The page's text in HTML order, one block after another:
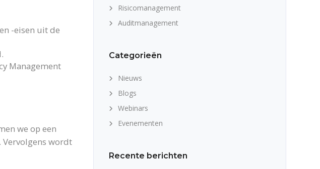
-eisen uit de
Management
we op een
Vervolgens wordt
Risicomanagement
Auditmanagement
Categorieën
Nieuws
Blogs
Webinars
Evenementen
Recente berichten